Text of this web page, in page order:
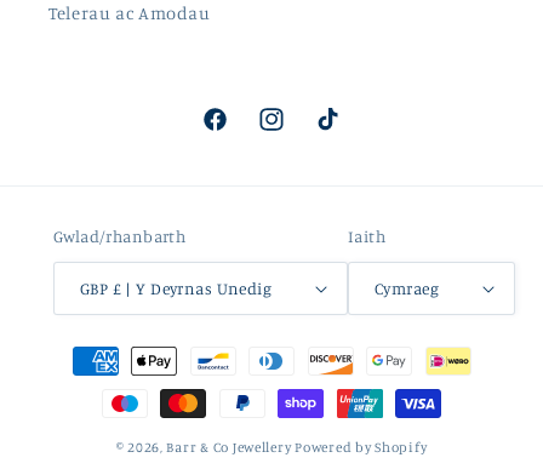
Telerau ac Amodau
FacebookInstagramTikTok
Gwlad/rhanbarth
GBP £ | Y Deyrnas Unedig
Iaith
Cymraeg
Dulliau
talu
© 2026,Barr & Co JewelleryPowered by Shopify